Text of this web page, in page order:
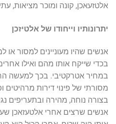
אלטזעאכן, קונה ומוכר מציאות,
יתרונותיו וייחודו של אלטיזכן
אנשים שהיו מעוניינים למסור או
בכדי שייקח אותו מהם ואילו
במחיר אטרקטיבי. בכך למעשה
מסורתי של פינוי דירות
בצורה נוחה, מהירה ובתעריפים
אנשים שרצים אחרי אלטעזאכן